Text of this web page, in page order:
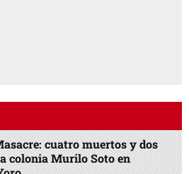
cuatro muertos y dos
colonia Murilo Soto en